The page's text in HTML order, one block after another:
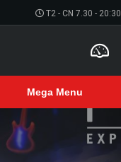
T2 - CN 7.30 - 20:30
Mega Menu